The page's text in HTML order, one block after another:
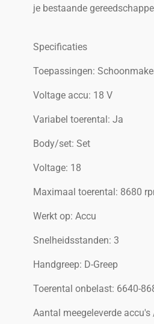
je bestaande
Specificaties
Toepassingen:
Voltage accu: 18 V
Variabel toerental: Ja
Body/set: Set
Voltage: 18
Maximaal toerental: 8680
Werkt op: Accu
Snelheidsstanden: 3
Handgreep: D-Greep
Toerental onbelast: 6640-
Aantal meegeleverde